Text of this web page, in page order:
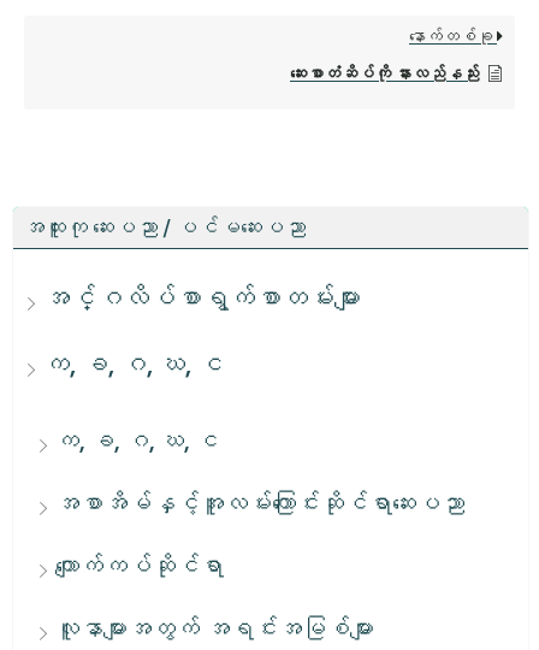
အထူးကု ဆေးပညာ / ပင်မဆေးပညာ
အင်္ဂလိပ်စာရွက်စာတမ်းများ
က, ခ, ဂ, ဃ, င
က, ခ, ဂ, ဃ, င
အစာအိမ်နှင့်အူလမ်းကြောင်းဆိုင်ရာဆေးပညာ
ကျောက်ကပ်ဆိုင်ရာ
လူနာများအတွက် အရင်းအမြစ်များ
နောက်တစ်ခု
ဆေးစာတံဆိပ်ကို နားလည်နည်း